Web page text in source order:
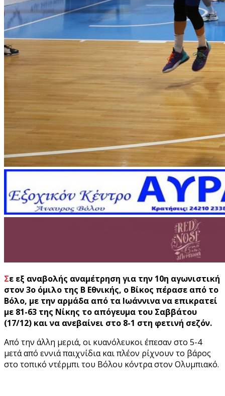
Σε εξ αναβολής αναμέτρηση για την 10η αγωνιστική
στον 3ο όμιλο της Β Εθνικής, ο Βίκος πέρασε από το
Βόλο, με την αρμάδα από τα Ιωάννινα να επικρατεί
με 81-63 της Νίκης το απόγευμα του Σαββάτου
(17/12) και να ανεβαίνει στο 8-1 στη φετινή σεζόν.
Από την άλλη μεριά, οι κυανόλευκοι έπεσαν στο 5-4
μετά από εννιά παιχνίδια και πλέον ρίχνουν το βάρος
στο τοπικό ντέρμπι του Βόλου κόντρα στον Ολυμπιακό.